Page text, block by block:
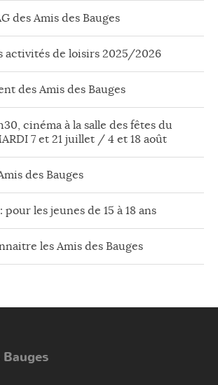
des Amis des Bauges
activités de loisirs 2025/2026
des Amis des Bauges
cinéma à la salle des fêtes du
7 et 21 juillet / 4 et 18 août
des Bauges
pour les jeunes de 15 à 18 ans
les Amis des Bauges